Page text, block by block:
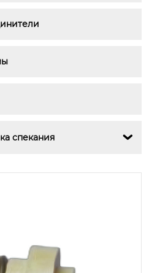
спекания 